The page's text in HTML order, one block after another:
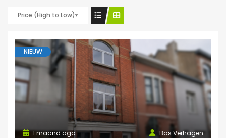
Price (High to Low)
NIEUW
Bas Verhagen
1 maand ago